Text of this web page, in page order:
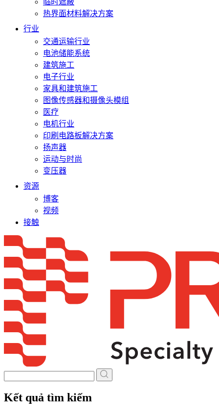
临时遮蔽
热界面材料解决方案
行业
交通运输行业
电池储能系统
建筑施工
电子行业
家具和建筑施工
图像传感器和摄像头模组
医疗
电机行业
印刷电路板解决方案
扬声器
运动与时尚
变压器
资源
博客
视频
接触
to
content
Kết quả tìm kiếm